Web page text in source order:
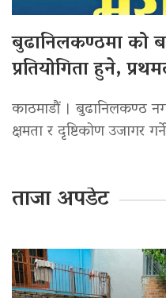
बुढानिलकण्ठमा को
प्रतियोगिता हुने,
काठमाडौं । बुढानिलकण्ठ
क्षमता र दृष्टिकोण उजागर
ताजा अपडेट